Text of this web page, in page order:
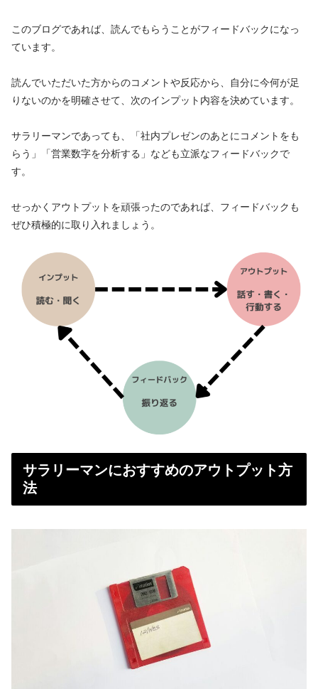
このブログであれば、読んでもらうことがフィードバックになっ
ています。
読んでいただいた方からのコメントや反応から、自分に今何が足
りないのかを明確させて、次のインプット内容を決めています。
サラリーマンであっても、「社内プレゼンのあとにコメントをも
らう」「営業数字を分析する」なども立派なフィードバックで
す。
せっかくアウトプットを頑張ったのであれば、フィードバックも
ぜひ積極的に取り入れましょう。
サラリーマンにおすすめのアウトプット方
法